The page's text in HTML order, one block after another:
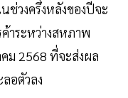
ช่วงครึ่งหลังของปีจะ
าระหว่างสหภาพ
ม 2568 ที่จะส่งผล
อตัวลง